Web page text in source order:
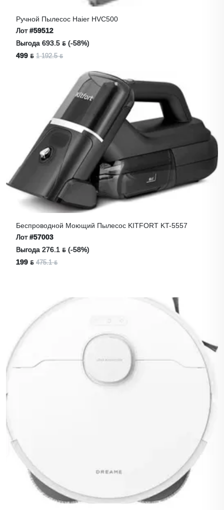
Ручной Пылесос Haier HVC500
Лот#59512
Выгода 693.5 ƃ (-58%)
499 ƃ 1 192.5 ƃ
Беспроводной Моющий Пылесос KITFORT KT-5557
Лот#57003
Выгода 276.1 ƃ (-58%)
199 ƃ 475.1 ƃ